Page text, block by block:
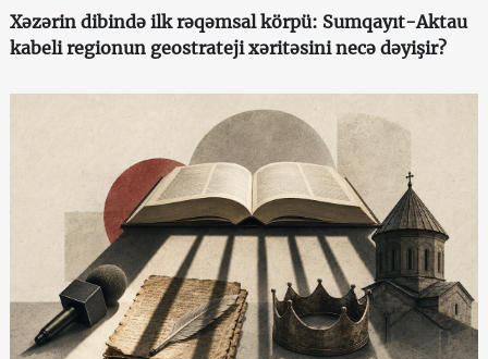
Xəzərin dibində ilk rəqəmsal körpü: Sumqayıt-Aktau
kabeli regionun geostrateji xəritəsini necə dəyişir?